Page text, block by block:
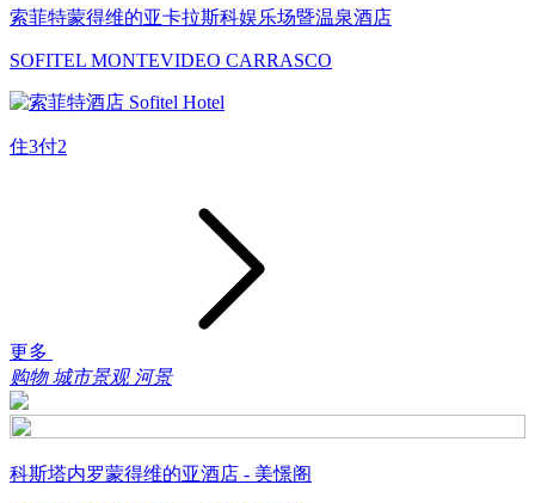
索菲特蒙得维的亚卡拉斯科娱乐场暨温泉酒店
SOFITEL MONTEVIDEO CARRASCO
住3付2
更多
购物 城市景观 河景
科斯塔内罗蒙得维的亚酒店 - 美憬阁